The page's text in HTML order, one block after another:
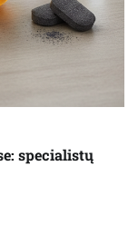
specialistų